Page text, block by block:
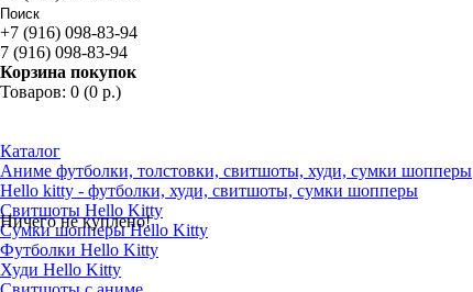
+7 (916) 098-83-94
7 (916) 098-83-94
Корзина покупок
Товаров: 0 (0 р.)
Ничего не куплено!
Каталог
Аниме футболки, толстовки, свитшоты, худи, сумки шопперы
Hello kitty - футболки, худи, свитшоты, сумки шопперы
Свитшоты Hello Kitty
Сумки шопперы Hello Kitty
Футболки Hello Kitty
Худи Hello Kitty